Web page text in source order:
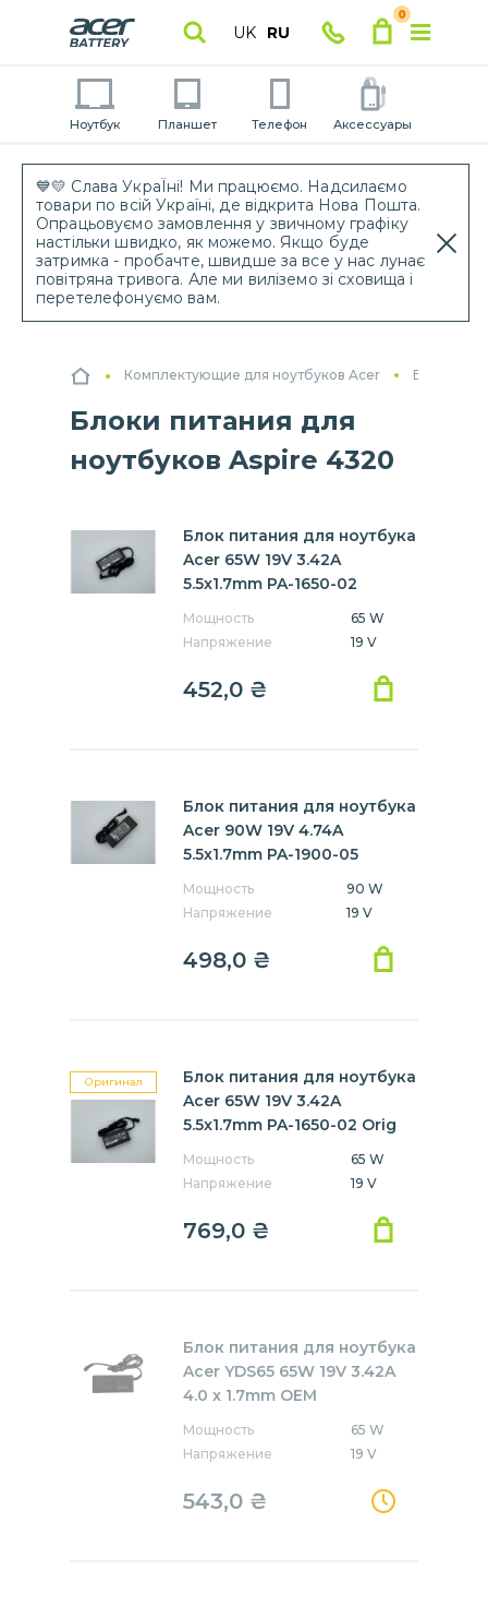
💙💛 Слава УкраЇні! Ми працюємо. Надсилаємо
товари по всій Україні, де відкрита Нова Пошта.
Опрацьовуємо замовлення у звичному графіку
настільки швидко, як можемо. Якщо буде
затримка - пробачте, швидше за все у нас лунає
повітряна тривога. Але ми виліземо зі сховища і
перетелефонуємо вам.
UK RU
0
Ноутбук Планшет Телефон Аксессуары
Комплектующие для ноутбуков Acer Блоки
Блоки питания для
ноутбуков Aspire 4320
Блок питания для ноутбука
Acer 65W 19V 3.42A
5.5x1.7mm PA-1650-02
Мощность
65 W
Напряжение
19 V
452,0 ₴
Блок питания для ноутбука
Acer 90W 19V 4.74A
5.5x1.7mm PA-1900-05
Мощность
90 W
Напряжение
19 V
498,0 ₴
Оригинал
Блок питания для ноутбука
Acer 65W 19V 3.42A
5.5x1.7mm PA-1650-02 Orig
Мощность
65 W
Напряжение
19 V
769,0 ₴
Блок питания для ноутбука
Acer YDS65 65W 19V 3.42A
4.0 x 1.7mm OEM
Мощность
65 W
Напряжение
19 V
543,0 ₴